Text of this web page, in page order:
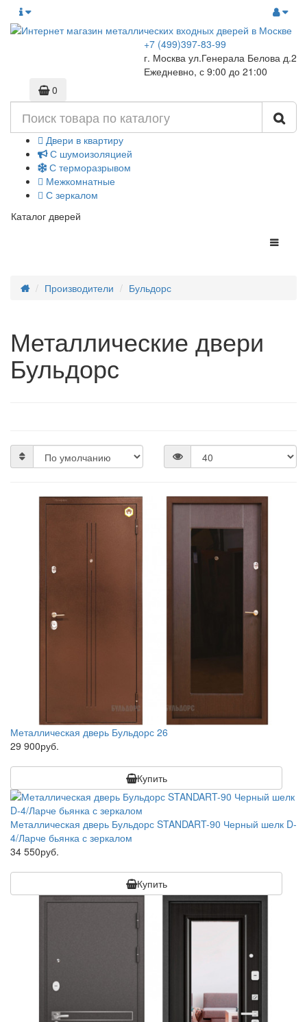
+7 (499)397-83-99
г. Москва ул.Генерала Белова д.2
Ежедневно, с 9:00 до 21:00
0
Двери в квартиру
С шумоизоляцией
С терморазрывом
Межкомнатные
С зеркалом
Каталог дверей
Производители Бульдорс
Металлические двери
Бульдорс
Металлическая дверь Бульдорс 26
29 900руб.
Купить
Металлическая дверь Бульдорс STANDART-90 Черный шелк D-
4/Ларче бьянка с зеркалом
34 550руб.
Купить